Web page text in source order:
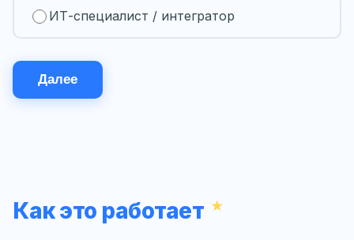
ИТ-специалист / интегратор
Далее
Как это работает